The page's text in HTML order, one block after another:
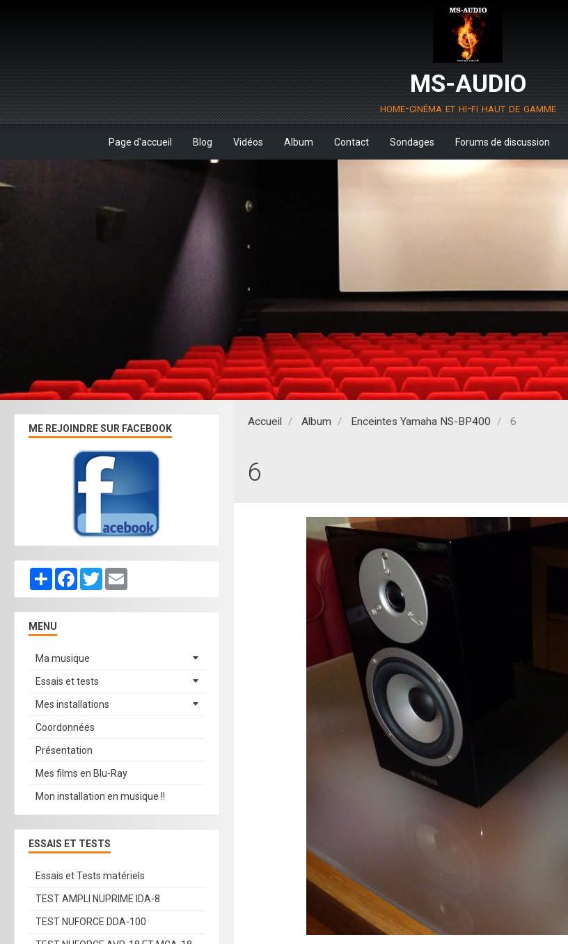
MS-AUDIO
home-cinéma et hi-fi haut de gamme
Page d'accueil Blog Vidéos Album Contact Sondages Forums de discussion
Accueil Album Enceintes Yamaha NS-BP400 6
6
ME REJOINDRE SUR FACEBOOK
PartagerFacebook
Twitter
MENU
Ma musique
Essais et tests
Mes installations
Coordonnées
Présentation
Mes films en Blu-Ray
Mon installation en musique !!
ESSAIS ET TESTS
Essais et Tests matériels
TEST AMPLI NUPRIME IDA-8
TEST NUFORCE DDA-100